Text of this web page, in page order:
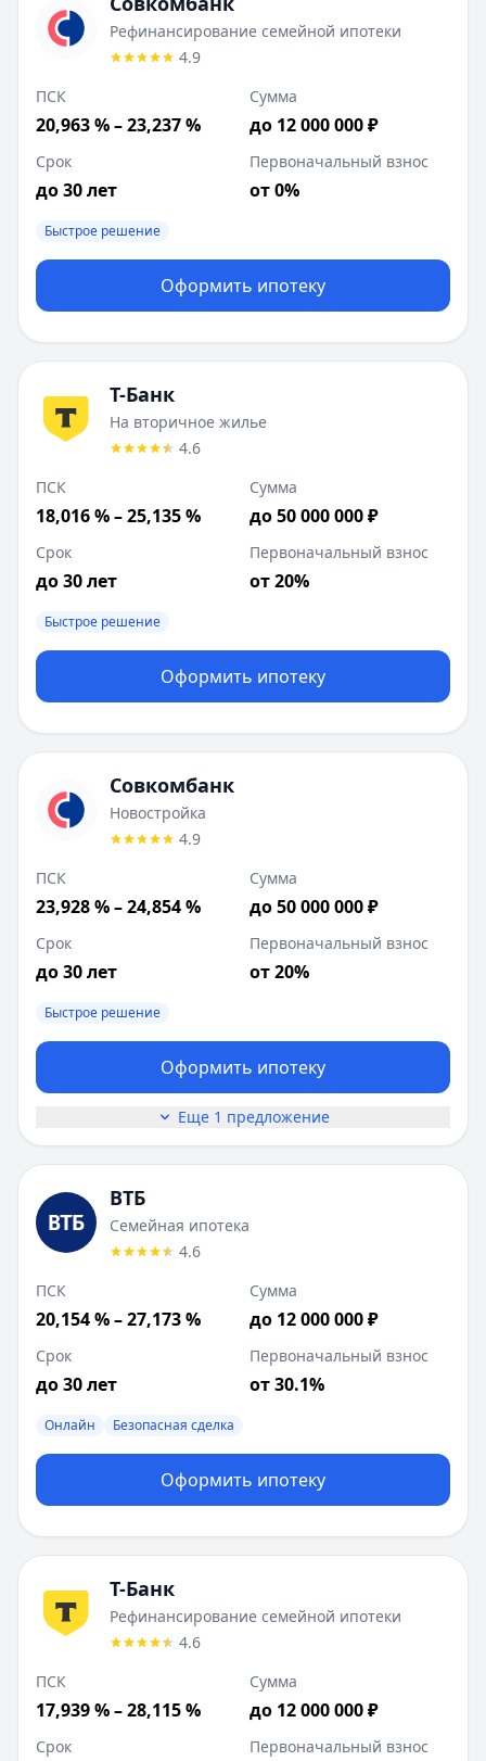
Рефинансирование семейной ипотеки
4.9
ПСК
20,963 % – 23,237 %
Сумма
до 12 000 000 ₽
Срок
до 30 лет
Первоначальный взнос
от 0%
Быстрое решение
Оформить ипотеку
Т-Банк
На вторичное жилье
4.6
ПСК
18,016 % – 25,135 %
Сумма
до 50 000 000 ₽
Срок
до 30 лет
Первоначальный взнос
от 20%
Быстрое решение
Оформить ипотеку
Совкомбанк
Новостройка
4.9
ПСК
23,928 % – 24,854 %
Сумма
до 50 000 000 ₽
Срок
до 30 лет
Первоначальный взнос
от 20%
Быстрое решение
Оформить ипотеку
Еще 1 предложение
ВТБ
Семейная ипотека
4.6
ПСК
20,154 % – 27,173 %
Сумма
до 12 000 000 ₽
Срок
до 30 лет
Первоначальный взнос
от 30.1%
Онлайн Безопасная сделка
Оформить ипотеку
Т-Банк
Рефинансирование семейной ипотеки
4.6
ПСК
17,939 % – 28,115 %
Сумма
до 12 000 000 ₽
Срок Первоначальный взнос